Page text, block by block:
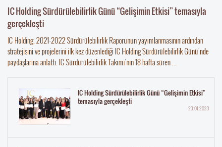
IC Holding Sürdürülebilirlik Günü “Gelişimin Etkisi” temasıyla
gerçekleşti
IC Holding, 2021-2022 Sürdürülebilirlik Raporunun yayımlanmasının ardından
stratejisini ve projelerini ilk kez düzenlediği IC Holding Sürdürülebilirlik Günü’nde
paydaşlarına anlattı. IC Sürdürülebilirlik Takımı’nın 18 hafta süren ...
IC Holding Sürdürülebilirlik Günü “Gelişimin Etkisi”
temasıyla gerçekleşti
23.01.2023